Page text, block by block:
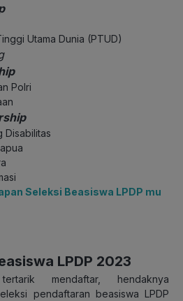
Utama Dunia (PTUD)
Polri
Disabilitas
Seleksi Beasiswa LPDP mu
LPDP 2023
mendaftar, hendaknya
pendaftaran beasiswa LPDP